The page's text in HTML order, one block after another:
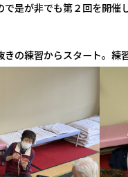
是が非でも第２回を開
の練習からスタート。練